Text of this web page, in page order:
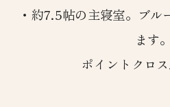
・約7.5帖の主寝室。ブル
ます。
ポイントクロ